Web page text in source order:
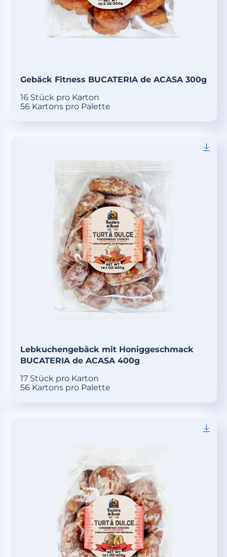
Gebäck Fitness BUCATERIA de ACASA 300g
16 Stück pro Karton
56 Kartons pro Palette
Lebkuchengebäck mit Honiggeschmack
BUCATERIA de ACASA 400g
17 Stück pro Karton
56 Kartons pro Palette